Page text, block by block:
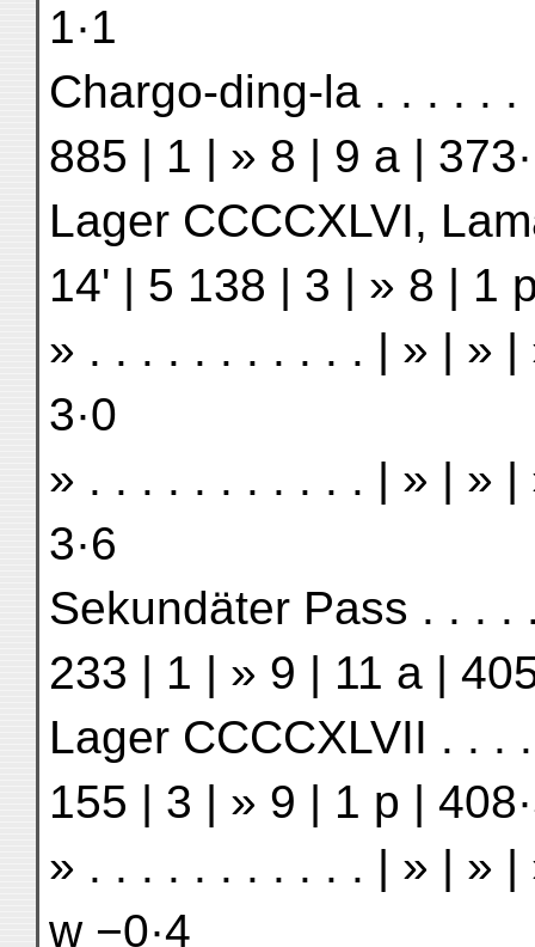
1·1
Chargo-ding-la . . . . . .
885 | 1 | » 8 | 9 a |
Lager CCCCXLVI,
14' | 5 138 | 3 | » 8 | 1
» . . . . . . . . . . . | » | » |
3·0
» . . . . . . . . . . . | » | » |
3·6
Sekundäter Pass . . . .
233 | 1 | » 9 | 11 a |
Lager CCCCXLVII . . .
155 | 3 | » 9 | 1 p |
» . . . . . . . . . . . | » | » |
w −0·4